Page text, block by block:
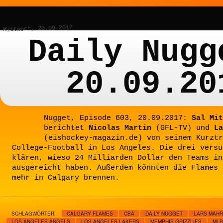
Mittwoch, 20.09.2017
Daily
Nugget, Episode 603, 20.09.2017: Sal
berichtet Nicolas Martin (GFL-TV) und
(eishockey-magazin.de) von seinem
College-Football in Los Angeles. Die drei
klären, wieso 24 Milliarden Dollar den Teams
ausgereicht haben. Außerdem könnten die Flames
mehr in Calgary brennen.
SCHLAGWÖRTER: CALGARY FLAMES CBA DAILY NUGGET
LARS
LOS ANGELES ANGELS
LOS ANGELES LAKERS MEMPHIS GRIZZLIES MLB